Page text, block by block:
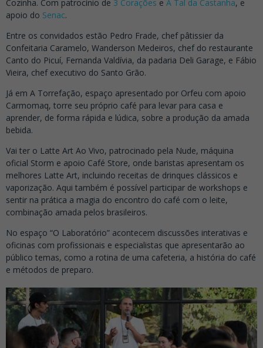
Cozinha. Com patrocínio de 3 Corações e A Tal da Castanha, e
apoio do Senac.
Entre os convidados estão Pedro Frade, chef pâtissier da
Confeitaria Caramelo, Wanderson Medeiros, chef do restaurante
Canto do Picuí, Fernanda Valdívia, da padaria Deli Garage, e Fábio
Vieira, chef executivo do Santo Grão.
Já em A Torrefação, espaço apresentado por Orfeu com apoio
Carmomaq, torre seu próprio café para levar para casa e
aprender, de forma rápida e lúdica, sobre a produção da amada
bebida.
Vai ter o Latte Art Ao Vivo, patrocinado pela Nude, máquina
oficial Storm e apoio Café Store, onde baristas apresentam os
melhores Latte Art, incluindo receitas de drinques clássicos e
vaporização. Aqui também é possível participar de workshops e
sentir na prática a magia do encontro do café com o leite,
combinação amada pelos brasileiros.
No espaço “O Laboratório” acontecem discussões interativas e
oficinas com profissionais e especialistas que apresentarão ao
público temas, como a rotina de uma cafeteria, a história do café
e métodos de preparo.